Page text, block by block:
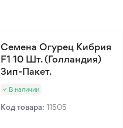
Семена Огурец Кибрия
F1 10 Шт. (Голландия)
Зип-Пакет.
В наличии
Код товара: 11505